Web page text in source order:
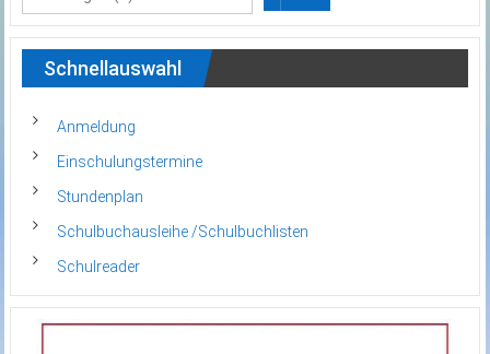
Schnellauswahl
Anmeldung
Einschulungstermine
Stundenplan
Schulbuchausleihe /Schulbuchlisten
Schulreader